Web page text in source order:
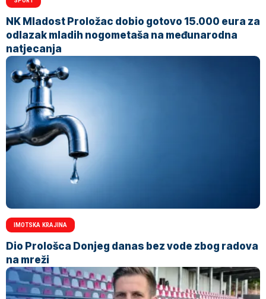
NK Mladost Proložac dobio gotovo 15.000 eura za
odlazak mladih nogometaša na međunarodna
natjecanja
IMOTSKA KRAJINA
Dio Prološca Donjeg danas bez vode zbog radova
na mreži